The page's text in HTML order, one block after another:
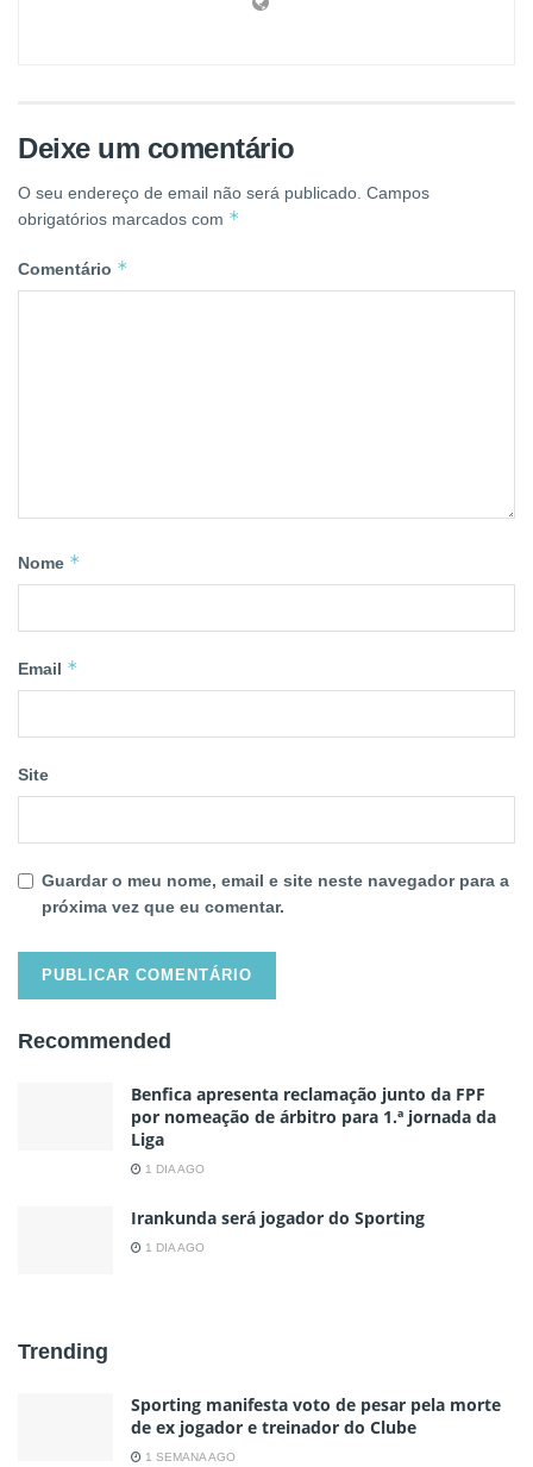
Deixe um comentário
O seu endereço de email não será publicado. Campos
obrigatórios marcados com *
Comentário *
Nome *
Email *
Site
Guardar o meu nome, email e site neste navegador para a
próxima vez que eu comentar.
Recommended
Benfica apresenta reclamação junto da FPF
por nomeação de árbitro para 1.ª jornada da
Liga
1 DIA AGO
Irankunda será jogador do Sporting
1 DIA AGO
Trending
Sporting manifesta voto de pesar pela morte
de ex jogador e treinador do Clube
1 SEMANA AGO